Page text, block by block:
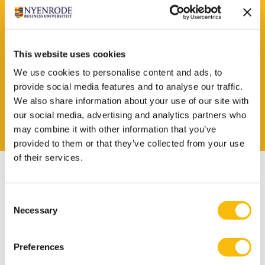
This website uses cookies
We use cookies to personalise content and ads, to
provide social media features and to analyse our traffic.
We also share information about your use of our site with
our social media, advertising and analytics partners who
may combine it with other information that you’ve
provided to them or that they’ve collected from your use
of their services.
Selection
Necessary
Preferences
Brochure bekijken?
Laat dan je gegevens achter en je ontvangt
de brochure in je mail.
BROCHURE AANVRAGEN
Wat zijn de toelatingseisen?
Om toelaatbaar te zijn heb je minimaal nodig: